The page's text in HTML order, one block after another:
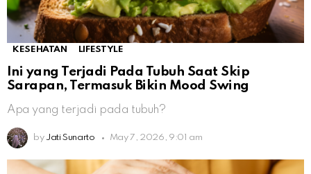
KESEHATAN LIFESTYLE
Ini yang Terjadi Pada Tubuh Saat Skip
Sarapan, Termasuk Bikin Mood Swing
Apa yang terjadi pada tubuh?
by Jati Sunarto May 7, 2026, 9:01 am